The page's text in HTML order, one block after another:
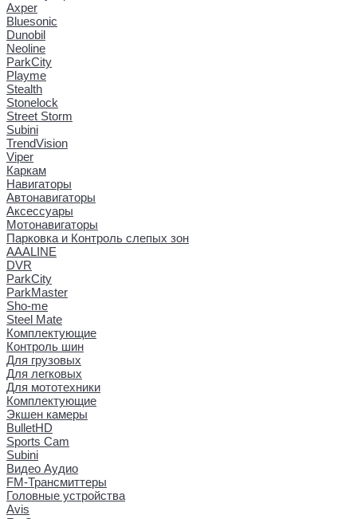
Axper
Bluesonic
Dunobil
Neoline
ParkCity
Playme
Stealth
Stonelock
Street Storm
Subini
TrendVision
Viper
Каркам
Навигаторы
Автонавигаторы
Аксессуары
Мотонавигаторы
Парковка и Контроль слепых зон
AAALINE
DVR
ParkCity
ParkMaster
Sho-me
Steel Mate
Комплектующие
Контроль шин
Для грузовых
Для легковых
Для мототехники
Комплектующие
Экшен камеры
BulletHD
Sports Cam
Subini
Видео Аудио
FM-Трансмиттеры
Головные устройства
Avis